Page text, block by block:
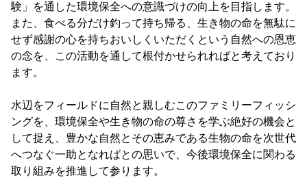
験」を通した環境保全への意識づけの向上を目指します。
また、食べる分だけ釣って持ち帰る、生き物の命を無駄に
せず感謝の心を持ちおいしくいただくという自然への恩恵
の念を、この活動を通して根付かせられればと考えており
ます。
水辺をフィールドに自然と親しむこのファミリーフィッシ
ングを、環境保全や生き物の命の尊さを学ぶ絶好の機会と
して捉え、豊かな自然とその恵みである生物の命を次世代
へつなぐ一助となればとの思いで、今後環境保全に関わる
取り組みを推進して参ります。